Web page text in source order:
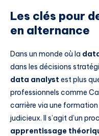
Les clés pour
en alternance
Dans un monde où la
dans les décisions
data analyst est plus
professionnels comme
carrière via une
judicieux. Il s’agit d’un
apprentissage